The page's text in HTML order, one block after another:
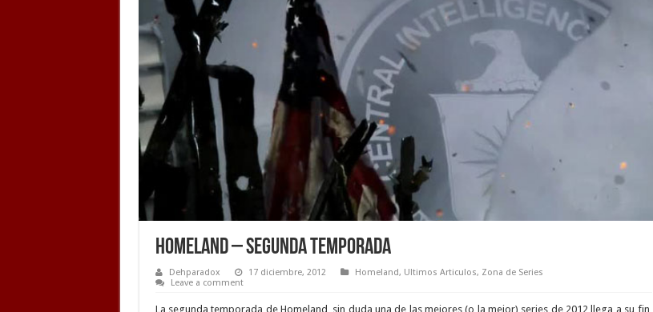
Homeland – Segunda Temporada
Dehparadox 17 diciembre, 2012 Homeland, Ultimos Articulos, Zona de Series
Leave a comment
La segunda temporada de Homeland, sin duda una de las mejores (o la mejor) series de 2012 llega a su fin,